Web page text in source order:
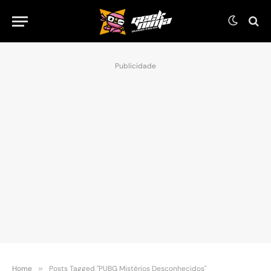
Publicidade
Home » Posts Tagged "PUBG Mistérios Desconhecidos"